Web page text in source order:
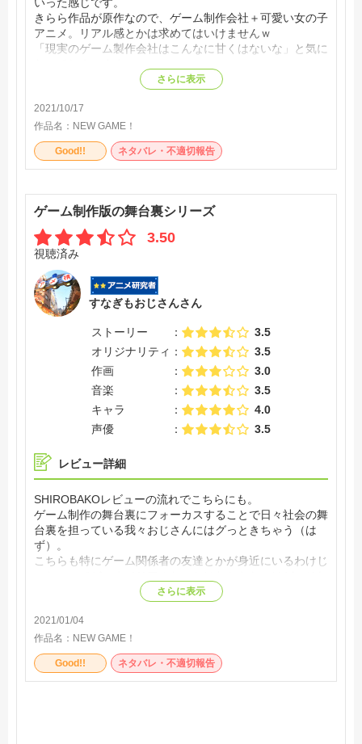
きらら作品が原作なので、ゲーム制作会社＋可愛い女の子
アニメ。リアル感とかは求めてはいけませんｗ
「現実のゲーム製作会社はこんなに甘くはないな」と気に
ゲーム制作会社に入社した新社会人の女の子の日常系アニ
メが正しい感じです。
何も考えないで見る可愛いアニメとしては良かったです
が、アニメ作品全体の評価で見ると特別良くもなく、悪い
わけでもないといった感想です。
さらに表示
2021/10/17
作品名： NEW GAME！
Good!! ネタバレ・不適切報告
ゲーム制作版の舞台裏シリーズ
3.50
視聴済み
すなぎもおじさんさん
ストーリー
3.5
オリジナリティ
3.5
作画
3.0
音楽
3.5
キャラ
4.0
声優
3.5
レビュー詳細
SHIROBAKOレビューの流れでこちらにも。
ゲーム制作の舞台裏にフォーカスすることで日々社会の舞
台裏を担っている我々おじさんにはグっときちゃう（は
ず）。
こちらも特にゲーム関係者の友達とかが身近にいるわけじ
でも「ほう。デバック作業ってこういう感じなのか～」と
か思いつつ普通に面白いからオススメですよ～。
さらに表示
2021/01/04
作品名： NEW GAME！
Good!! ネタバレ・不適切報告